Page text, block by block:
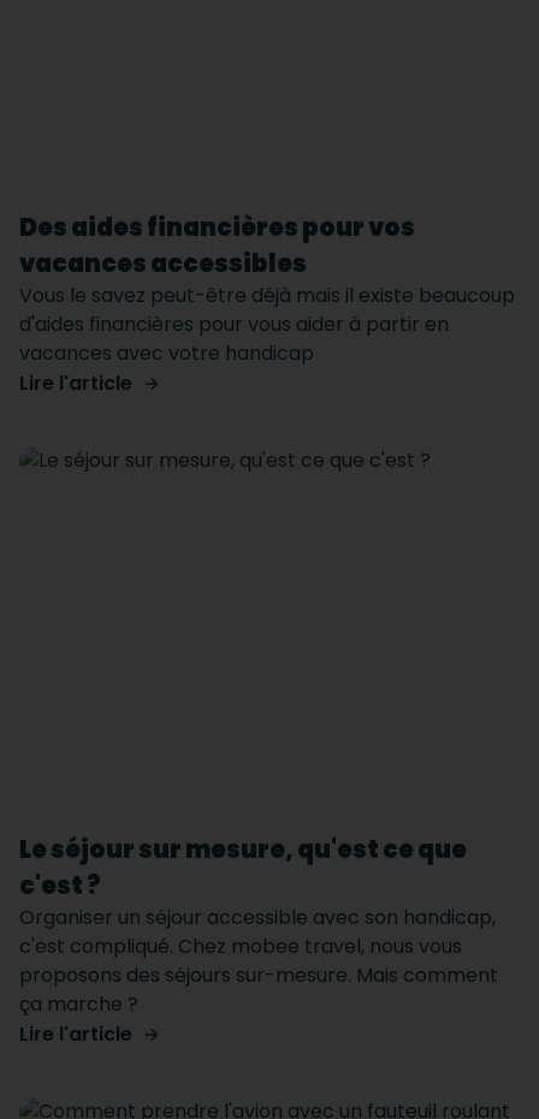
Des aides financières pour vos
vacances accessibles
Vous le savez peut-être déjà mais il existe beaucoup
d'aides financières pour vous aider à partir en
vacances avec votre handicap
Lire l'article
Le séjour sur mesure, qu'est ce que
c'est ?
Organiser un séjour accessible avec son handicap,
c'est compliqué. Chez mobee travel, nous vous
proposons des séjours sur-mesure. Mais comment
ça marche ?
Lire l'article